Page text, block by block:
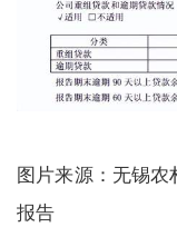
图片来源：无锡
报告